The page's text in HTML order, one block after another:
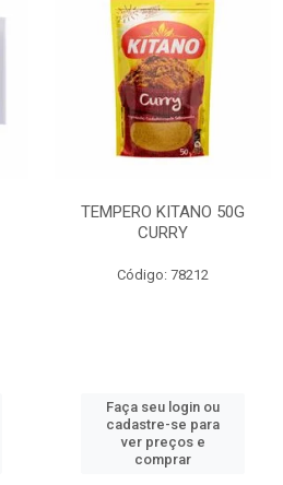
TEMPERO KITANO 50G
CURRY
Código: 78212
Faça seu login ou
cadastre-se para
ver preços e
comprar